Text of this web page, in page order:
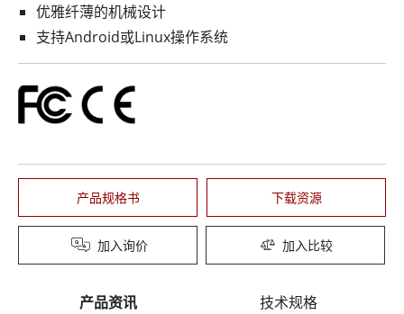
优雅纤薄的机械设计
支持Android或Linux操作系统
产品规格书 下载资源
加入询价 加入比较
产品资讯 技术规格